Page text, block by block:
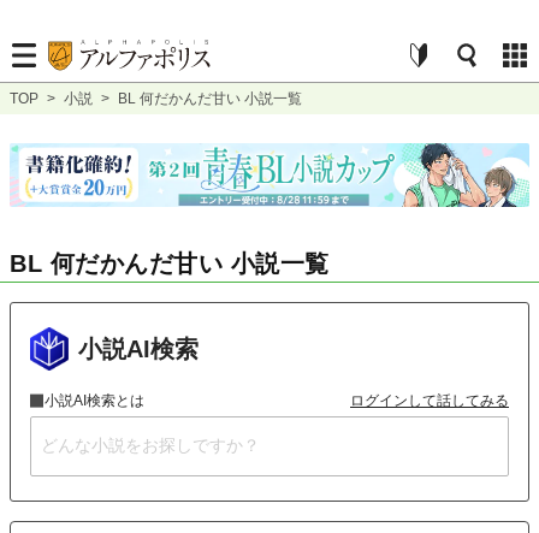
TOP > 小説 > BL 何だかんだ甘い 小説一覧
BL 何だかんだ甘い 小説一覧
小説AI検索
小説AI検索とは ログインして話してみる